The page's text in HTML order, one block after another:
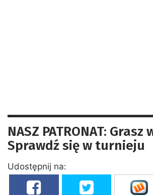
NASZ PATRONAT: Grasz
Sprawdź się w turnieju
Udostępnij na: